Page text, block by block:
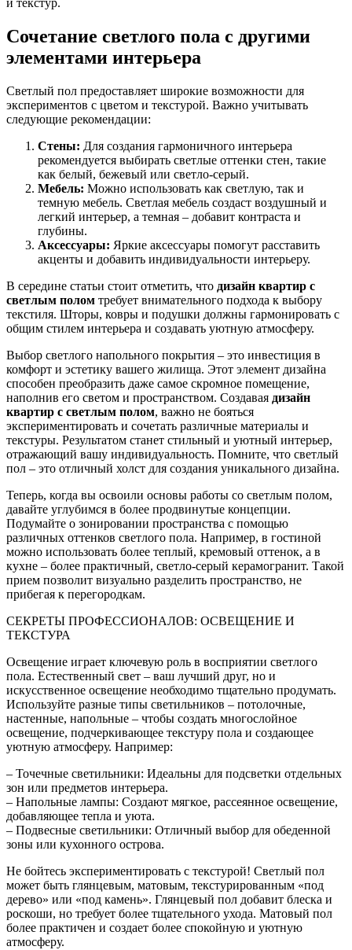
и текстур.
Сочетание светлого пола с другими
элементами интерьера
Светлый пол предоставляет широкие возможности для
экспериментов с цветом и текстурой. Важно учитывать
следующие рекомендации:
Стены: Для создания гармоничного интерьера
рекомендуется выбирать светлые оттенки стен, такие
как белый, бежевый или светло-серый.
Мебель: Можно использовать как светлую, так и
темную мебель. Светлая мебель создаст воздушный и
легкий интерьер, а темная – добавит контраста и
глубины.
Аксессуары: Яркие аксессуары помогут расставить
акценты и добавить индивидуальности интерьеру.
В середине статьи стоит отметить, что дизайн квартир с
светлым полом требует внимательного подхода к выбору
текстиля. Шторы, ковры и подушки должны гармонировать с
общим стилем интерьера и создавать уютную атмосферу.
Выбор светлого напольного покрытия – это инвестиция в
комфорт и эстетику вашего жилища. Этот элемент дизайна
способен преобразить даже самое скромное помещение,
наполнив его светом и пространством. Создавая дизайн
квартир с светлым полом, важно не бояться
экспериментировать и сочетать различные материалы и
текстуры. Результатом станет стильный и уютный интерьер,
отражающий вашу индивидуальность. Помните, что светлый
пол – это отличный холст для создания уникального дизайна.
Теперь, когда вы освоили основы работы со светлым полом,
давайте углубимся в более продвинутые концепции.
Подумайте о зонировании пространства с помощью
различных оттенков светлого пола. Например, в гостиной
можно использовать более теплый, кремовый оттенок, а в
кухне – более практичный, светло-серый керамогранит. Такой
прием позволит визуально разделить пространство, не
прибегая к перегородкам.
СЕКРЕТЫ ПРОФЕССИОНАЛОВ: ОСВЕЩЕНИЕ И
ТЕКСТУРА
Освещение играет ключевую роль в восприятии светлого
пола. Естественный свет – ваш лучший друг, но и
искусственное освещение необходимо тщательно продумать.
Используйте разные типы светильников – потолочные,
настенные, напольные – чтобы создать многослойное
освещение, подчеркивающее текстуру пола и создающее
уютную атмосферу. Например:
– Точечные светильники: Идеальны для подсветки отдельных
зон или предметов интерьера.
– Напольные лампы: Создают мягкое, рассеянное освещение,
добавляющее тепла и уюта.
– Подвесные светильники: Отличный выбор для обеденной
зоны или кухонного острова.
Не бойтесь экспериментировать с текстурой! Светлый пол
может быть глянцевым, матовым, текстурированным «под
дерево» или «под камень». Глянцевый пол добавит блеска и
роскоши, но требует более тщательного ухода. Матовый пол
более практичен и создает более спокойную и уютную
атмосферу.